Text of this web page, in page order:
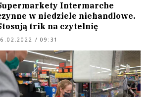
Intermarche
w niedziele niehandlowe.
trik na czytelnię
/ 09:31